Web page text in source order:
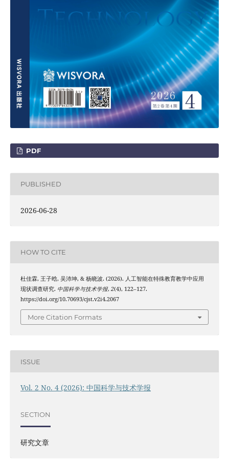
PDF
PUBLISHED
2026-06-28
HOW TO CITE
杜佳霖, 王子晗, 吴沛坤, & 杨晓波. (2026). 人工智能在特殊教育教学中应用
现状调查研究. 中国科学与技术学报, 2(4), 122–127.
https://doi.org/10.70693/cjst.v2i4.2067
More Citation Formats
ISSUE
Vol. 2 No. 4 (2026): 中国科学与技术学报
SECTION
研究文章